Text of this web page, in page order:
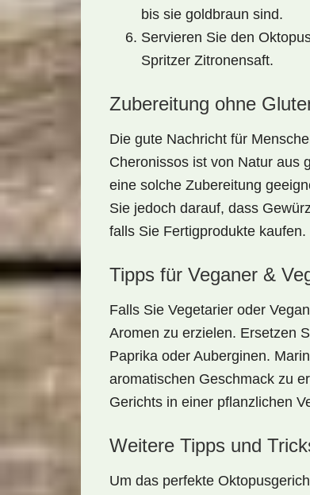
bis sie goldbraun sind.
Servieren Sie den
Spritzer Zitronensaft.
Zubereitung ohne
Die gute Nachricht für
Cheronissos ist von Natur aus
eine solche Zubereitung
Sie jedoch darauf, dass
falls Sie Fertigprodukte kaufen.
Tipps für Veganer &
Falls Sie Vegetarier oder
Aromen zu erzielen. Ersetzen
Paprika oder Auberginen.
aromatischen Geschmack zu
Gerichts in einer pflanzlichen
Weitere Tipps und
Um das perfekte